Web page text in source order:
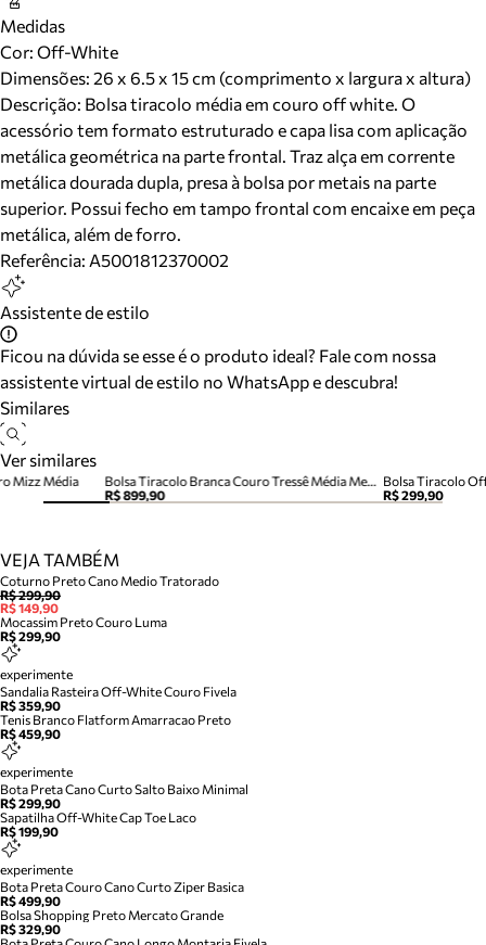
Medidas
Cor: Off-White
Dimensões: 26 x 6.5 x 15 cm (comprimento x largura x altura)
Descrição: Bolsa tiracolo média em couro off white. O
acessório tem formato estruturado e capa lisa com aplicação
metálica geométrica na parte frontal. Traz alça em corrente
metálica dourada dupla, presa à bolsa por metais na parte
superior. Possui fecho em tampo frontal com encaixe em peça
metálica, além de forro.
Referência: A5001812370002
Assistente de estilo
Ficou na dúvida se esse é o produto ideal? Fale com nossa
assistente virtual de estilo no WhatsApp e descubra!
Similares
Ver similares
Bolsa Tiracolo Branca Couro Tressê Média Metal
R$ 899,90
R$ 299,90
Mizz Média
VEJA TAMBÉM
Coturno Preto Cano Medio Tratorado
R$ 299,90
R$ 149,90
Mocassim Preto Couro Luma
R$ 299,90
experimente
Sandalia Rasteira Off-White Couro Fivela
R$ 359,90
Tenis Branco Flatform Amarracao Preto
R$ 459,90
experimente
Bota Preta Cano Curto Salto Baixo Minimal
R$ 299,90
Sapatilha Off-White Cap Toe Laco
R$ 199,90
experimente
Bota Preta Couro Cano Curto Ziper Basica
R$ 499,90
Bolsa Shopping Preto Mercato Grande
R$ 329,90